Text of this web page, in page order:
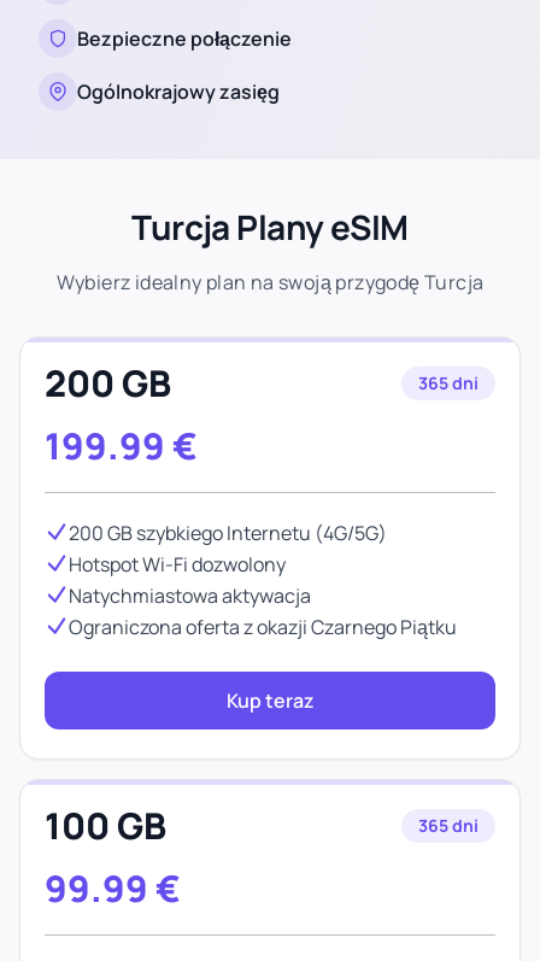
Bezpieczne połączenie
Ogólnokrajowy zasięg
Turcja Plany eSIM
Wybierz idealny plan na swoją przygodę Turcja
200 GB 365 dni
199.99 €
200 GB szybkiego Internetu (4G/5G)
Hotspot Wi-Fi dozwolony
Natychmiastowa aktywacja
Ograniczona oferta z okazji Czarnego Piątku
Kup teraz
100 GB 365 dni
99.99 €